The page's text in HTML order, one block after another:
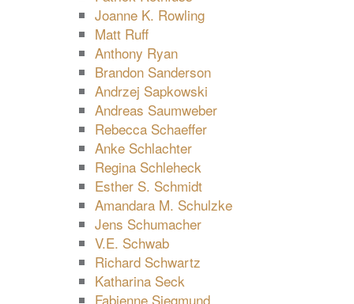
Joanne K. Rowling
Matt Ruff
Anthony Ryan
Brandon Sanderson
Andrzej Sapkowski
Andreas Saumweber
Rebecca Schaeffer
Anke Schlachter
Regina Schleheck
Esther S. Schmidt
Amandara M. Schulzke
Jens Schumacher
V.E. Schwab
Richard Schwartz
Katharina Seck
Fabienne Siegmund